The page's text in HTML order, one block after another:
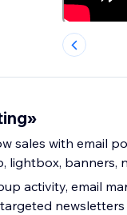
sales with email
lightbox, banners,
activity, email
newsletters